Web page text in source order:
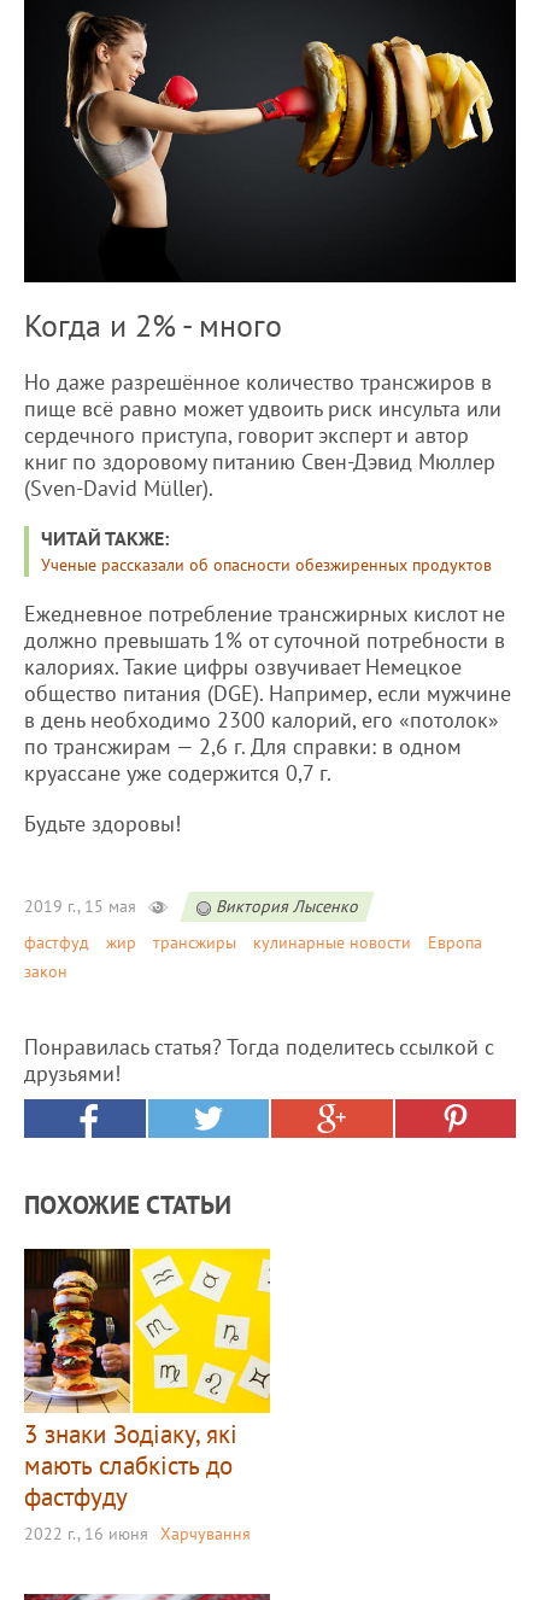
Когда и 2% - много
Но даже разрешённое количество трансжиров в
пище всё равно может удвоить риск инсульта или
сердечного приступа, говорит эксперт и автор
книг по здоровому питанию Свен-Дэвид Мюллер
(Sven-David Müller).
ЧИТАЙ ТАКЖЕ:
Ученые рассказали об опасности обезжиренных продуктов
Ежедневное потребление трансжирных кислот не
должно превышать 1% от суточной потребности в
калориях. Такие цифры озвучивает Немецкое
общество питания (DGE). Например, если мужчине
в день необходимо 2300 калорий, его «потолок»
по трансжирам — 2,6 г. Для справки: в одном
круассане уже содержится 0,7 г.
Будьте здоровы!
2019 г., 15 мая
Виктория Лысенко
фастфуд
жир трансжиры кулинарные новости
Европа
закон
Понравилась статья? Тогда поделитесь ссылкой с
друзьями!
ПОХОЖИЕ СТАТЬИ
3 знаки Зодіаку, які
мають слабкість до
фастфуду
2022 г., 16 июня Харчування